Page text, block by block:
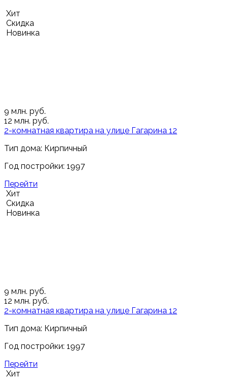
Хит
Скидка
Новинка
9 млн. руб.
12 млн. руб.
2-комнатная квартира на улице Гагарина 12
Тип дома: Кирпичный
Год постройки: 1997
Перейти
Хит
Скидка
Новинка
9 млн. руб.
12 млн. руб.
2-комнатная квартира на улице Гагарина 12
Тип дома: Кирпичный
Год постройки: 1997
Перейти
Хит